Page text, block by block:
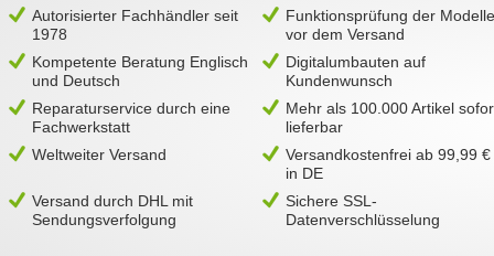
Autorisierter Fachhändler seit
1978
Funktionsprüfung der Modelle
vor dem Versand
Kompetente Beratung Englisch
und Deutsch
Digitalumbauten auf
Kundenwunsch
Reparaturservice durch eine
Fachwerkstatt
Mehr als 100.000 Artikel
lieferbar
Weltweiter Versand
Versandkostenfrei ab 99,99 €
in DE
Versand durch DHL mit
Sendungsverfolgung
Sichere SSL-
Datenverschlüsselung